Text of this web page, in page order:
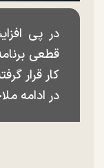
در پی
قطعی
کار قرار
در ادامه